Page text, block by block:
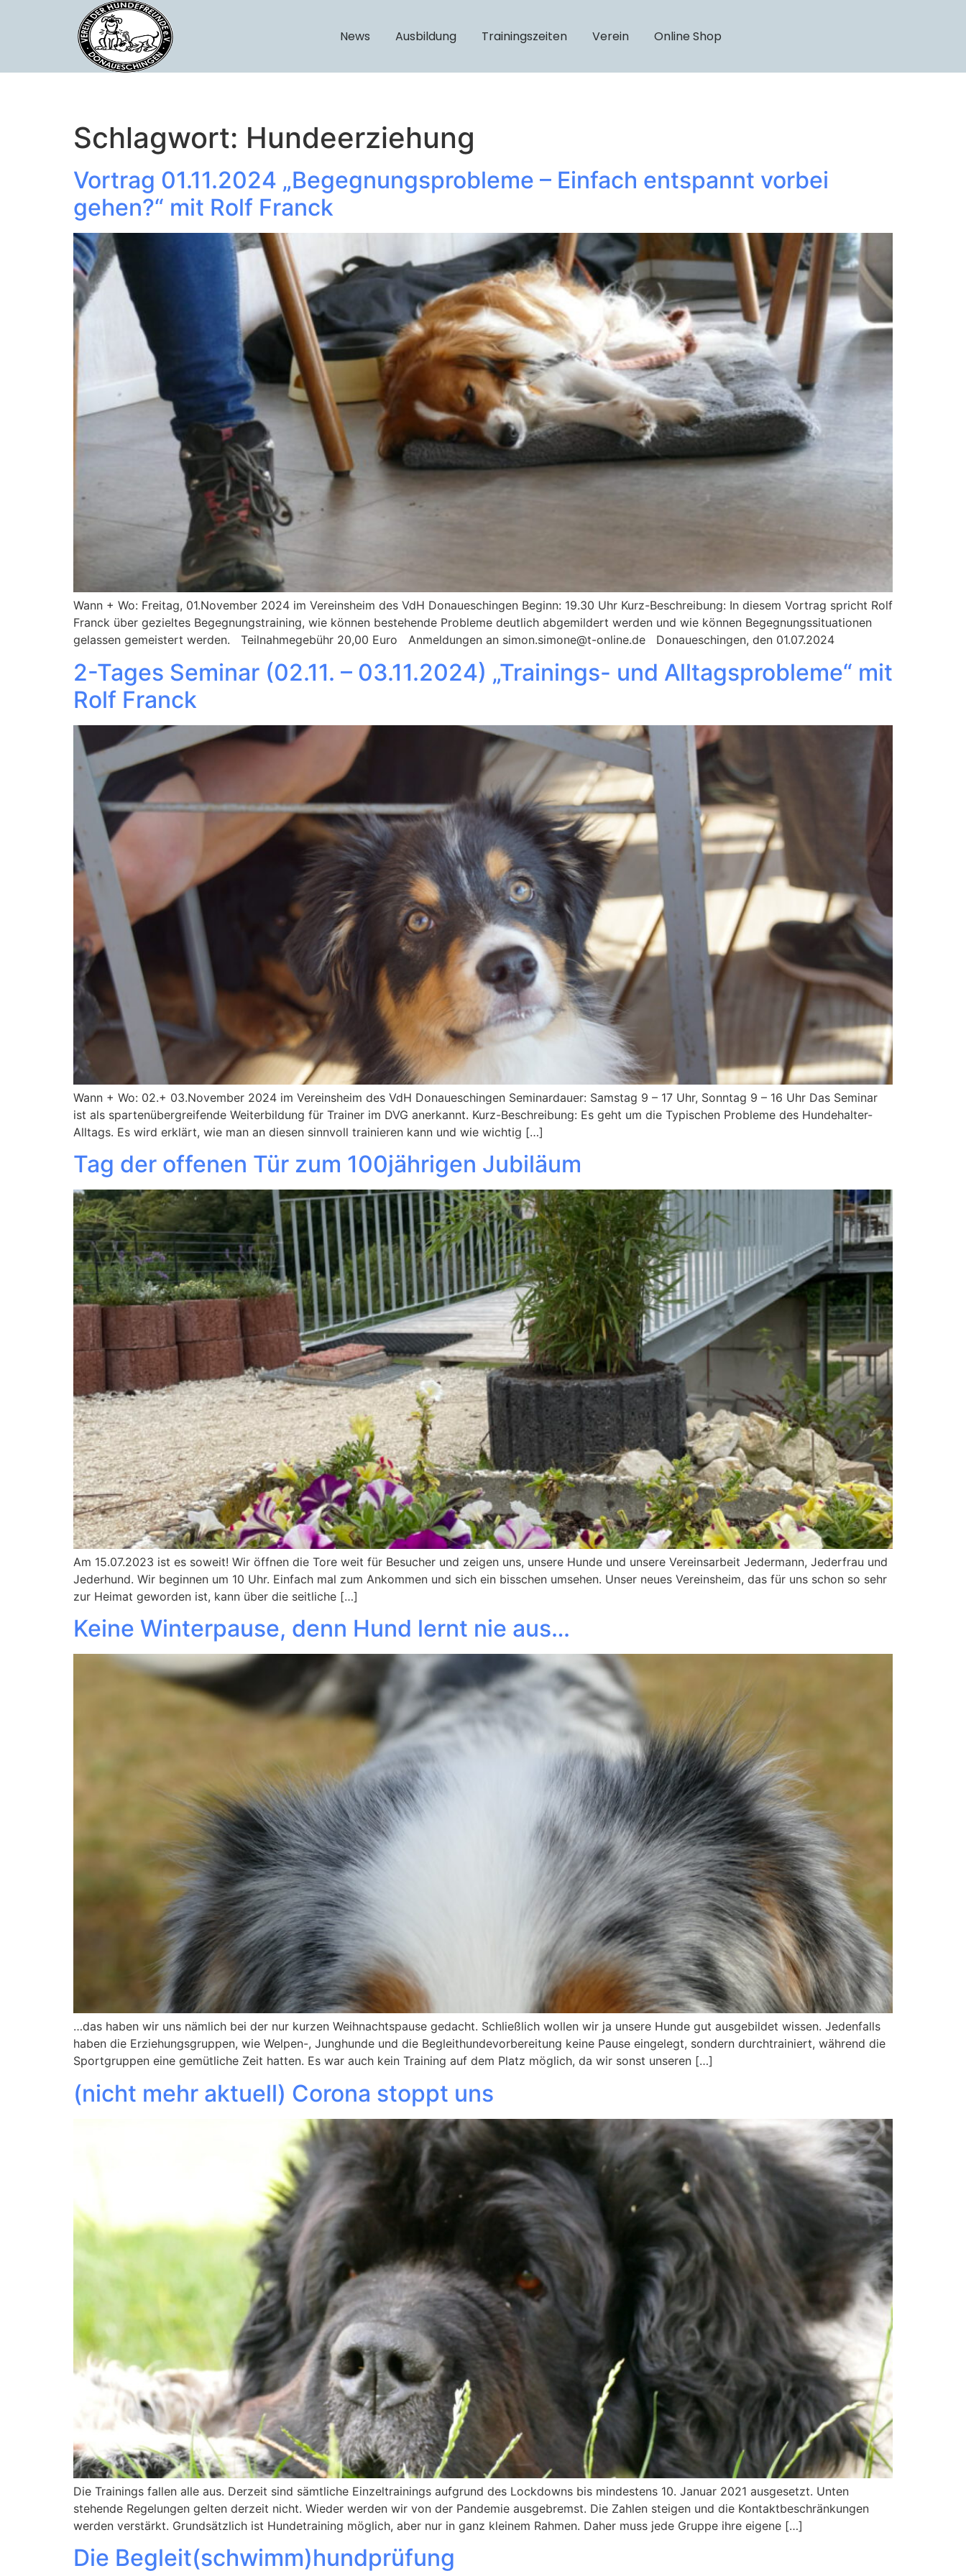
News Ausbildung Trainingszeiten Verein Online Shop
Schlagwort: Hundeerziehung
Vortrag 01.11.2024 „Begegnungsprobleme – Einfach entspannt vorbei
gehen?“ mit Rolf Franck
Wann + Wo: Freitag, 01.November 2024 im Vereinsheim des VdH Donaueschingen Beginn: 19.30 Uhr Kurz-Beschreibung: In diesem Vortrag spricht Rolf
Franck über gezieltes Begegnungstraining, wie können bestehende Probleme deutlich abgemildert werden und wie können Begegnungssituationen
gelassen gemeistert werden. Teilnahmegebühr 20,00 Euro Anmeldungen an simon.simone@t-online.de Donaueschingen, den 01.07.2024
2-Tages Seminar (02.11. – 03.11.2024) „Trainings- und Alltagsprobleme“ mit
Rolf Franck
Wann + Wo: 02.+ 03.November 2024 im Vereinsheim des VdH Donaueschingen Seminardauer: Samstag 9 – 17 Uhr, Sonntag 9 – 16 Uhr Das Seminar
ist als spartenübergreifende Weiterbildung für Trainer im DVG anerkannt. Kurz-Beschreibung: Es geht um die Typischen Probleme des Hundehalter-
Alltags. Es wird erklärt, wie man an diesen sinnvoll trainieren kann und wie wichtig […]
Tag der offenen Tür zum 100jährigen Jubiläum
Am 15.07.2023 ist es soweit! Wir öffnen die Tore weit für Besucher und zeigen uns, unsere Hunde und unsere Vereinsarbeit Jedermann, Jederfrau und
Jederhund. Wir beginnen um 10 Uhr. Einfach mal zum Ankommen und sich ein bisschen umsehen. Unser neues Vereinsheim, das für uns schon so sehr
zur Heimat geworden ist, kann über die seitliche […]
Keine Winterpause, denn Hund lernt nie aus…
…das haben wir uns nämlich bei der nur kurzen Weihnachtspause gedacht. Schließlich wollen wir ja unsere Hunde gut ausgebildet wissen. Jedenfalls
haben die Erziehungsgruppen, wie Welpen-, Junghunde und die Begleithundevorbereitung keine Pause eingelegt, sondern durchtrainiert, während die
Sportgruppen eine gemütliche Zeit hatten. Es war auch kein Training auf dem Platz möglich, da wir sonst unseren […]
(nicht mehr aktuell) Corona stoppt uns
Die Trainings fallen alle aus. Derzeit sind sämtliche Einzeltrainings aufgrund des Lockdowns bis mindestens 10. Januar 2021 ausgesetzt. Unten
stehende Regelungen gelten derzeit nicht. Wieder werden wir von der Pandemie ausgebremst. Die Zahlen steigen und die Kontaktbeschränkungen
werden verstärkt. Grundsätzlich ist Hundetraining möglich, aber nur in ganz kleinem Rahmen. Daher muss jede Gruppe ihre eigene […]
Die Begleit(schwimm)hundprüfung